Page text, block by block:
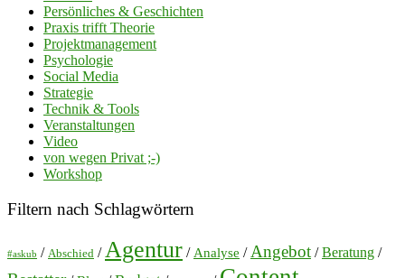
Persönliches & Geschichten
Praxis trifft Theorie
Projektmanagement
Psychologie
Social Media
Strategie
Technik & Tools
Veranstaltungen
Video
von wegen Privat ;-)
Workshop
Filtern nach Schlagwörtern
#askub / Abschied / Agentur / Analyse / Angebot /Beratung /